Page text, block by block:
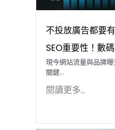
不投放廣告都要
SEO重要性！數
現今網站流量與品牌
關鍵…
閱讀更多...